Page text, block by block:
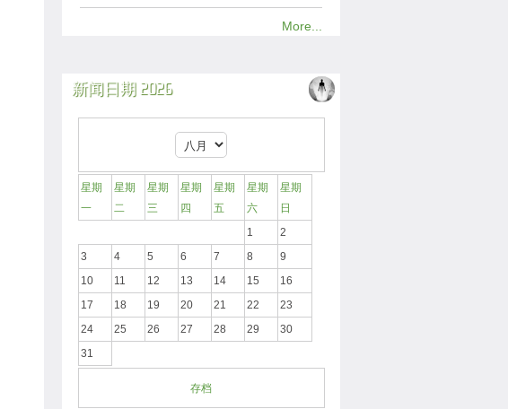
More...
新闻日期 2026
星期
一
星期
二
星期
三
星期
四
星期
五
星期
六
星期
日
1
2
3
4 5 6 7 8
9
10
11 12 13 14 15
16
17
18 19 20 21 22
23
24
25 26 27 28 29
30
31
存档